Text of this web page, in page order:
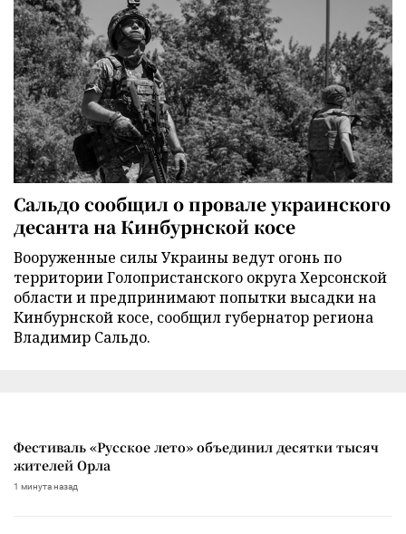
Сальдо сообщил о провале украинского
десанта на Кинбурнской косе
Вооруженные силы Украины ведут огонь по
территории Голопристанского округа Херсонской
области и предпринимают попытки высадки на
Кинбурнской косе, сообщил губернатор региона
Владимир Сальдо.
Фестиваль «Русское лето» объединил десятки тысяч
жителей Орла
1 минута назад